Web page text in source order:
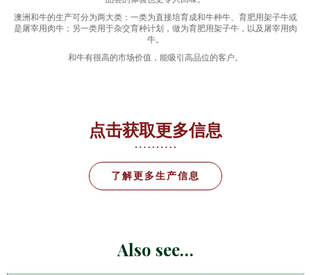
澳洲和牛的生产可分为两大类：一类为直接培育成和牛种牛、育肥用架子牛或
是屠宰用肉牛；另一类用于杂交育种计划，做为育肥用架子牛，以及屠宰用肉
牛。
和牛有很高的市场价值，能吸引高品位的客户。
点击获取更多信息
了解更多生产信息
Also see